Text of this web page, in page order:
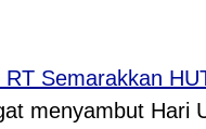
Semarakkan
menyambut Hari